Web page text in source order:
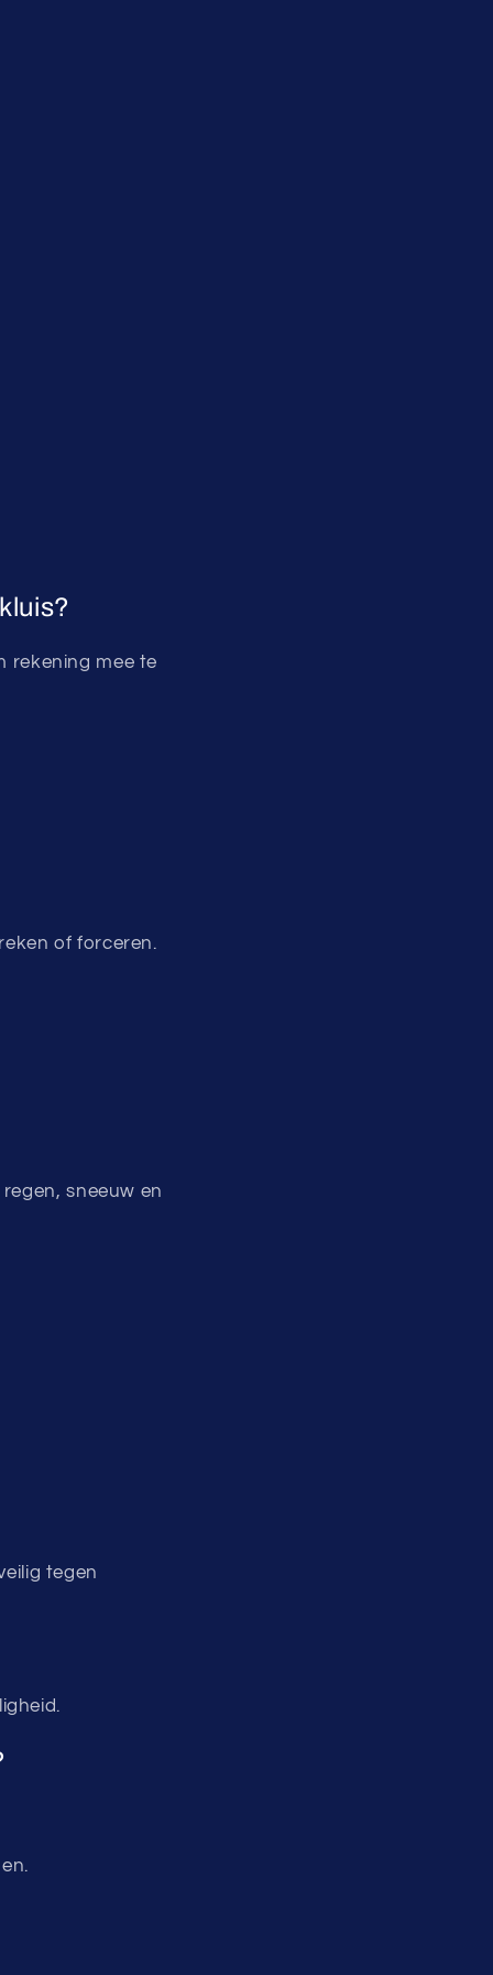
rekening mee te
of forceren.
sneeuw en
tegen